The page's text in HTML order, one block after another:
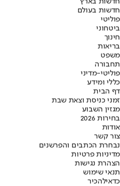
חדשות בעולם
פוליטי
ביטחוני
חינוך
בריאות
משפט
תחבורה
פוליטי-מדיני
כללי ומידע
דף הבית
זמני כניסת וצאת שבת
מגזין השבוע
בחירות 2026
אודות
צור קשר
נבחרת הכתבים והפרשנים
מדיניות פרטיות
הצהרת נגישות
תנאי שימוש
כדאילהכיר